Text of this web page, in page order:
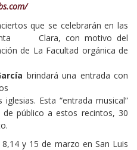
que se celebrarán en las
Clara, con motivo del
de La Facultad orgánica de
brindará una entrada con
Esta “entrada musical”
público a estos recintos, 30
y 15 de marzo en San Luis